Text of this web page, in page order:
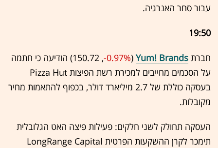
עבור סחר האנרגיה.
19:50
חברת Yum! Brands
(150.72 ,‎
-0.97%
‏) הודיעה כי חתמה
על הסכמים מחייבים למכירת רשת הפיצות Pizza Hut
בעסקה כוללת של 2.7 מיליארד דולר, בכפוף להתאמות מחיר
מקובלות.
העסקה תחולק לשני חלקים: פעילות פיצה האט הגלובלית
תימכר לקרן ההשקעות הפרטית LongRange Capital